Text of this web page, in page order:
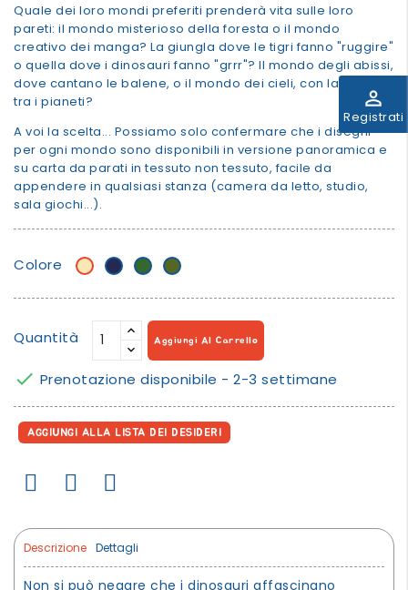
perm_identity
Registrati
Quale dei loro mondi preferiti prenderà vita sulle loro
pareti: il mondo misterioso della foresta o il mondo
creativo dei manga? La giungla dove le tigri fanno "ruggire"
o quella dove i dinosauri fanno "grrr"? Il mondo degli abissi,
dove cantano le balene, o il mondo dei cieli, con la testa
tra i pianeti?
A voi la scelta... Possiamo solo confermare che i disegni
per ogni mondo sono disponibili in versione panoramica e
su carta da parati in tessuto non tessuto, facile da
appendere in qualsiasi stanza (camera da letto, studio,
sala giochi...).
Colore Beige/banana
Blu
Verdekhaki
Quantità Aggiungi Al Carrello
 Prenotazione disponibile - 2-3 settimane
AGGIUNGI ALLA LISTA DEI DESIDERI
Descrizione Dettagli
Non si può negare che i dinosauri affascinano